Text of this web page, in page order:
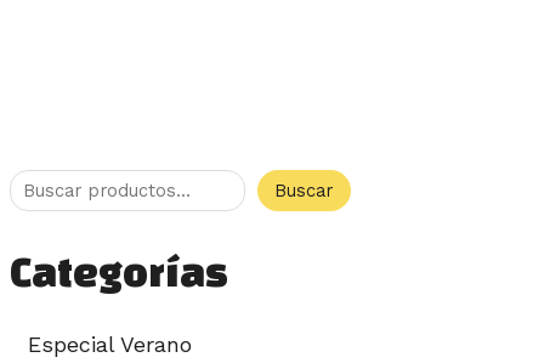
Buscar
Categorías
Especial Verano